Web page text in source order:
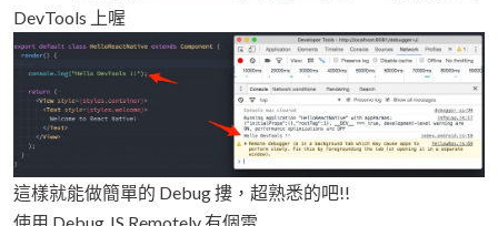
DevTools 上喔
這樣就能做簡單的 Debug 摟，超熟悉的吧!!